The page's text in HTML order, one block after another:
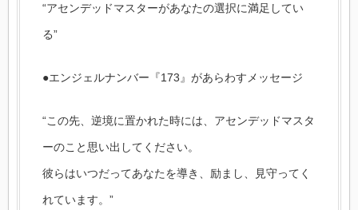
“アセンデッドマスターがあなたの選択に満足してい
る”
●エンジェルナンバー『173』があらわすメッセージ
“この先、逆境に置かれた時には、アセンデッドマスタ
ーのこと思い出してください。
彼らはいつだってあなたを導き、励まし、見守ってく
れています。”